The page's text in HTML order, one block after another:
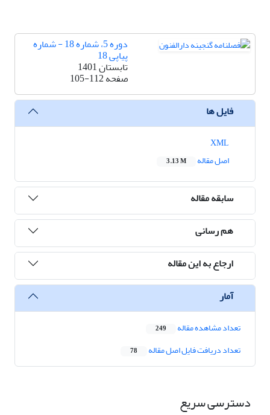
دوره 5، شماره 18 - شماره
پیاپی 18
تابستان 1401
صفحه105-112
فایل ها
اصل مقاله
3.13 M
سابقه مقاله
هم رسانی
ارجاع به این مقاله
آمار
تعداد مشاهده مقاله 249
تعداد دریافت فایل اصل مقاله 78
دسترسی سریع